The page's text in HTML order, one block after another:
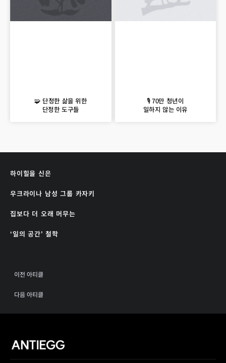
🧩 단정한 삶을 위한
단정한 도구들
🎙 70만 청년이
일하지 않는 이유
하이힐을 신은
우크라이나 남성 그룹 카자키
집보다 더 오래 머무는
‘일의 공간’ 철학
이전 아티클
다음 아티클